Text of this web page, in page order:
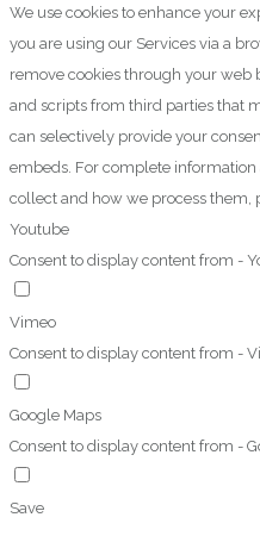
We use cookies to enhance your
you are using our Services via a
remove cookies through your web
and scripts from third parties that
can selectively provide your
embeds. For complete information
collect and how we process them,
Youtube
Consent to display content from -
Vimeo
Consent to display content from -
Google Maps
Consent to display content from -
Save